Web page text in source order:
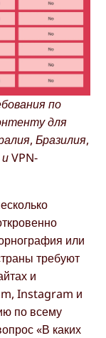
по
для
Бразилия,
VPN-
или
требуют
и
Instagram и
по всему
«В каких